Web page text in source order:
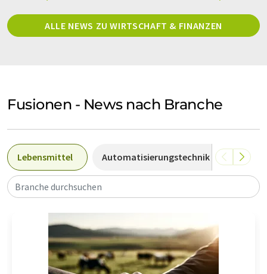
ALLE NEWS ZU WIRTSCHAFT & FINANZEN
Fusionen - News nach Branche
Lebensmittel Automatisierungstechnik
Branche durchsuchen